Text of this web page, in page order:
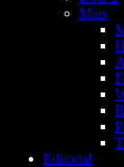
Mais
Editorial